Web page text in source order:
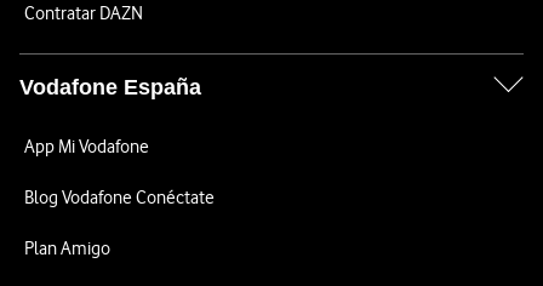
Contratar DAZN
Vodafone España
App Mi Vodafone
Blog Vodafone Conéctate
Plan Amigo